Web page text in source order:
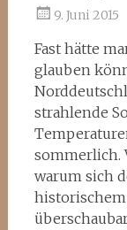
9. Juni 2015
Fast hätte
glauben
strahlende
sommerlich.
warum sich
historischem